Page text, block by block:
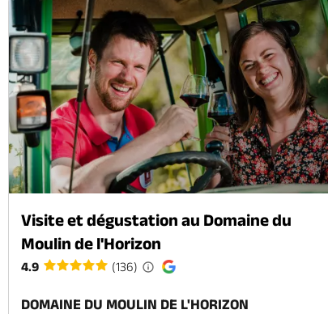
Visite et dégustation au Domaine du
Moulin de l'Horizon
4.9 (136)
DOMAINE DU MOULIN DE L'HORIZON